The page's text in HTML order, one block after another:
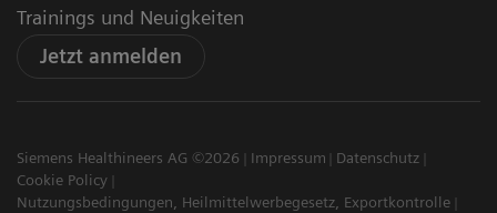
Trainings und Neuigkeiten
Jetzt anmelden
Siemens Healthineers AG ©2026 Impressum
Datenschutz
Cookie Policy
Nutzungsbedingungen, Heilmittelwerbegesetz, Exportkontrolle